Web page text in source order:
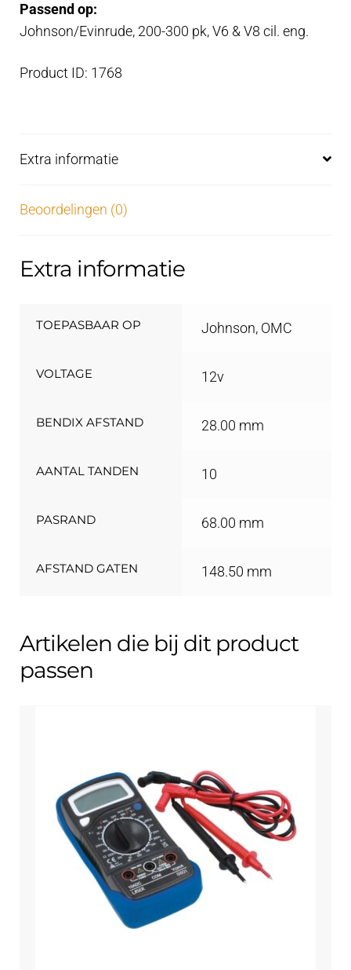
Passend op:
Johnson/Evinrude, 200-300 pk, V6 & V8 cil. eng.
Product ID: 1768
Extra informatie
Beoordelingen (0)
Extra informatie
TOEPASBAAR OP Johnson, OMC
VOLTAGE 12v
BENDIX AFSTAND 28.00 mm
AANTAL TANDEN 10
PASRAND 68.00 mm
AFSTAND GATEN 148.50 mm
Artikelen die bij dit product
passen